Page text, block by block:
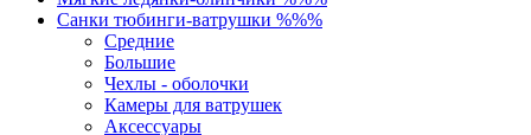
Санки тюбинги-ватрушки %%%
Средние
Большие
Чехлы - оболочки
Камеры для ватрушек
Аксессуары